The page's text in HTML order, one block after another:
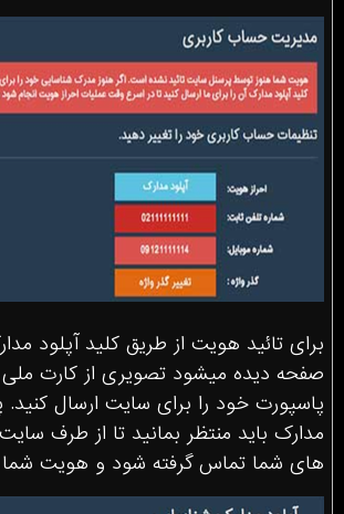
برای تائید هویت از طریق کلید آپلود
صفحه دیده میشود تصویری از کارت ملی
پاسپورت خود را برای سایت ارسال
مدارک باید منتظر بمانید تا از طرف
های شما تماس گرفته شود و هویت شما